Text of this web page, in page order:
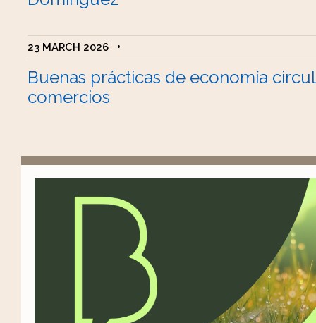
23 MARCH 2026 •
Buenas prácticas de economía
comercios